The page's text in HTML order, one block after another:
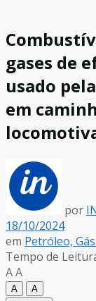
gases de
usado
em
por
18/10/2024
em Petróleo,
Tempo de
AA
A
A